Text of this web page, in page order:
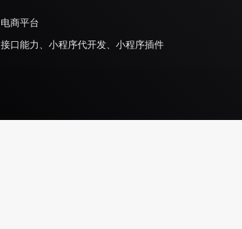
电商平台
接口能力、小程序代开发、小程序插件